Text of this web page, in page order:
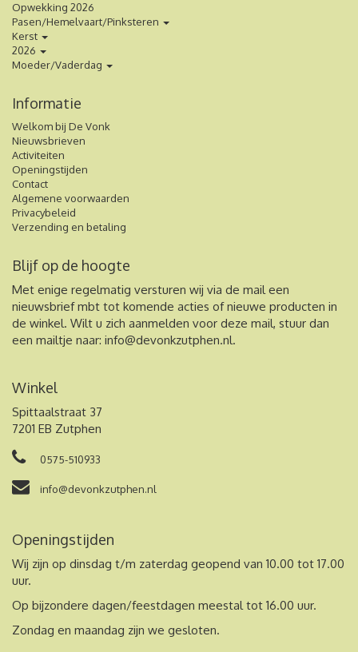
Opwekking 2026
Pasen/Hemelvaart/Pinksteren
Kerst
2026
Moeder/Vaderdag
Informatie
Welkom bij De Vonk
Nieuwsbrieven
Activiteiten
Openingstijden
Contact
Algemene voorwaarden
Privacybeleid
Verzending en betaling
Blijf op de hoogte
Met enige regelmatig versturen wij via de mail een
nieuwsbrief mbt tot komende acties of nieuwe producten in
de winkel. Wilt u zich aanmelden voor deze mail, stuur dan
een mailtje naar: info@devonkzutphen.nl.
Winkel
Spittaalstraat 37
7201 EB Zutphen
0575-510933
info@devonkzutphen.nl
Openingstijden
Wij zijn op dinsdag t/m zaterdag geopend van 10.00 tot 17.00
uur.
Op bijzondere dagen/feestdagen meestal tot 16.00 uur.
Zondag en maandag zijn we gesloten.